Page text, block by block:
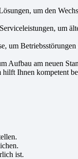
um den
um
um
Aufbau am neuen
Ihnen kompetent
ist.